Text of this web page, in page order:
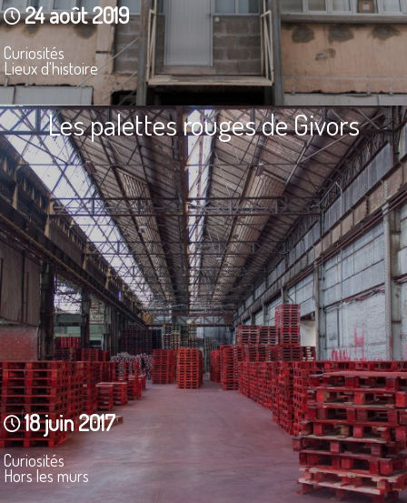
24 août 2019
Curiosités
Lieux d'histoire
Les palettes rouges de Givors
18 juin 2017
Curiosités
Hors les murs